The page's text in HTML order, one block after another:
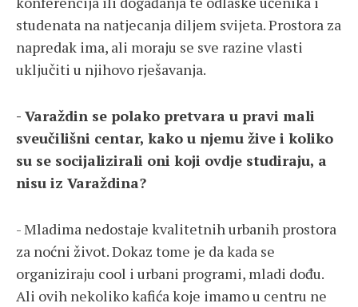
studenata na natjecanja diljem svijeta. Prostora za
napredak ima, ali moraju se sve razine vlasti
uključiti u njihovo rješavanja.
- Varaždin se polako pretvara u pravi mali
sveučilišni centar, kako u njemu žive i koliko
su se socijalizirali oni koji ovdje studiraju, a
nisu iz Varaždina?
- Mladima nedostaje kvalitetnih urbanih prostora
za noćni život. Dokaz tome je da kada se
organiziraju cool i urbani programi, mladi dođu.
Ali ovih nekoliko kafića koje imamo u centru ne